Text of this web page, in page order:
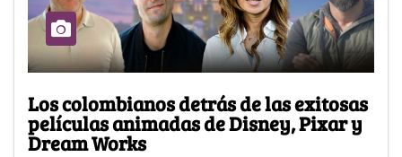
Los colombianos detrás de las exitosas
películas animadas de Disney, Pixar y
Dream Works